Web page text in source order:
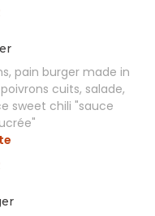
pain burger made in
cuits, salade,
sweet chili "sauce